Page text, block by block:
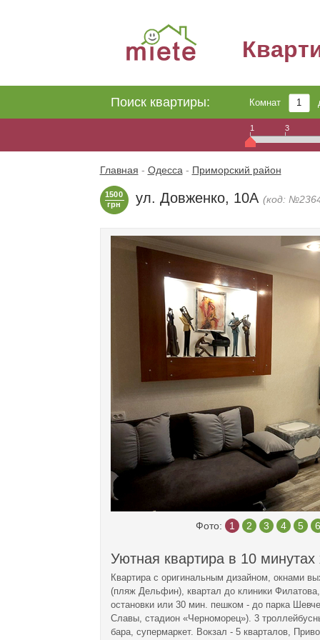
Поиск квартиры: Комнат
1 3
Главная - Одесса - Приморский район
1500
грн
ул. Довженко, 10А (код:
Фото: 1 2 3 4 5 6
Уютная квартира в 10
Квартира с оригинальным дизайном, окнами
(пляж Дельфин), квартал до клиники
остановки или 30 мин. пешком - до парка
Славы, стадион «Черноморец»). 3
бара, супермаркет. Вокзал - 5 кварталов,